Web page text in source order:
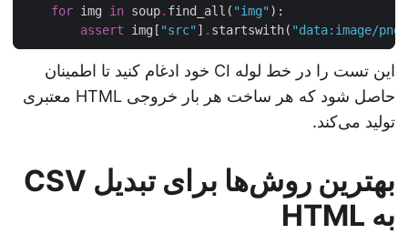
for img in soup.find_all("img"
assert img["src" ].startswith("data:image/
این تست را در خط لوله CI خود ادغام کنید تا اطمینان
حاصل شود که هر ساخت هر بار خروجی HTML معتبری
تولید می‌کند.
بهترین روش‌ها برای تبدیل CSV
به HTML